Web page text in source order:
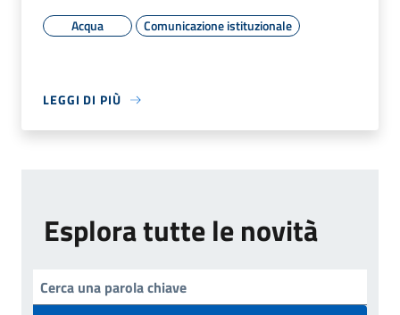
Acqua Comunicazione istituzionale
LEGGI DI PIÙ
Esplora tutte le novità